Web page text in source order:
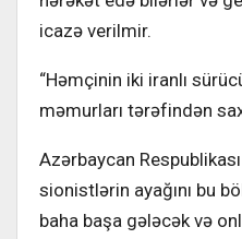
icazə verilmir.
“Həmçinin iki iranlı
məmurları tərəfindən
Azərbaycan
sionistlərin ayağını bu
baha başa gələcək və